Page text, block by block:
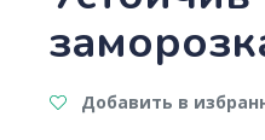
Добавить в